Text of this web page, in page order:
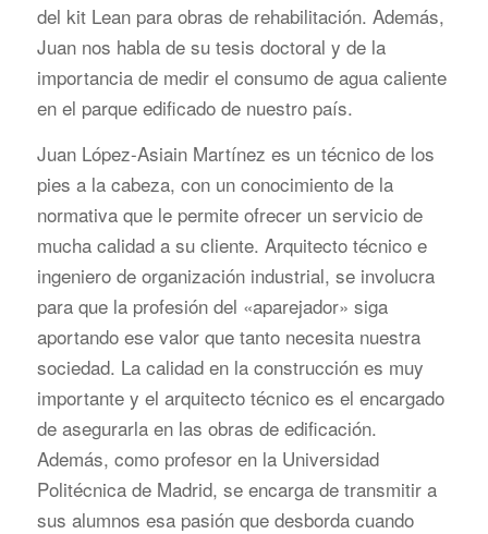
del kit Lean para obras de rehabilitación. Además,
Juan nos habla de su tesis doctoral y de la
importancia de medir el consumo de agua caliente
en el parque edificado de nuestro país.
Juan López-Asiain Martínez es un técnico de los
pies a la cabeza, con un conocimiento de la
normativa que le permite ofrecer un servicio de
mucha calidad a su cliente. Arquitecto técnico e
ingeniero de organización industrial, se involucra
para que la profesión del «aparejador» siga
aportando ese valor que tanto necesita nuestra
sociedad. La calidad en la construcción es muy
importante y el arquitecto técnico es el encargado
de asegurarla en las obras de edificación.
Además, como profesor en la Universidad
Politécnica de Madrid, se encarga de transmitir a
sus alumnos esa pasión que desborda cuando